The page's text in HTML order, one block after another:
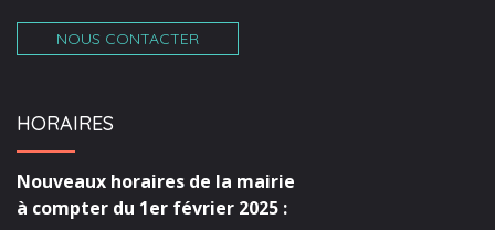
NOUS CONTACTER
HORAIRES
Nouveaux horaires de la mairie
à compter du 1er février 2025 :